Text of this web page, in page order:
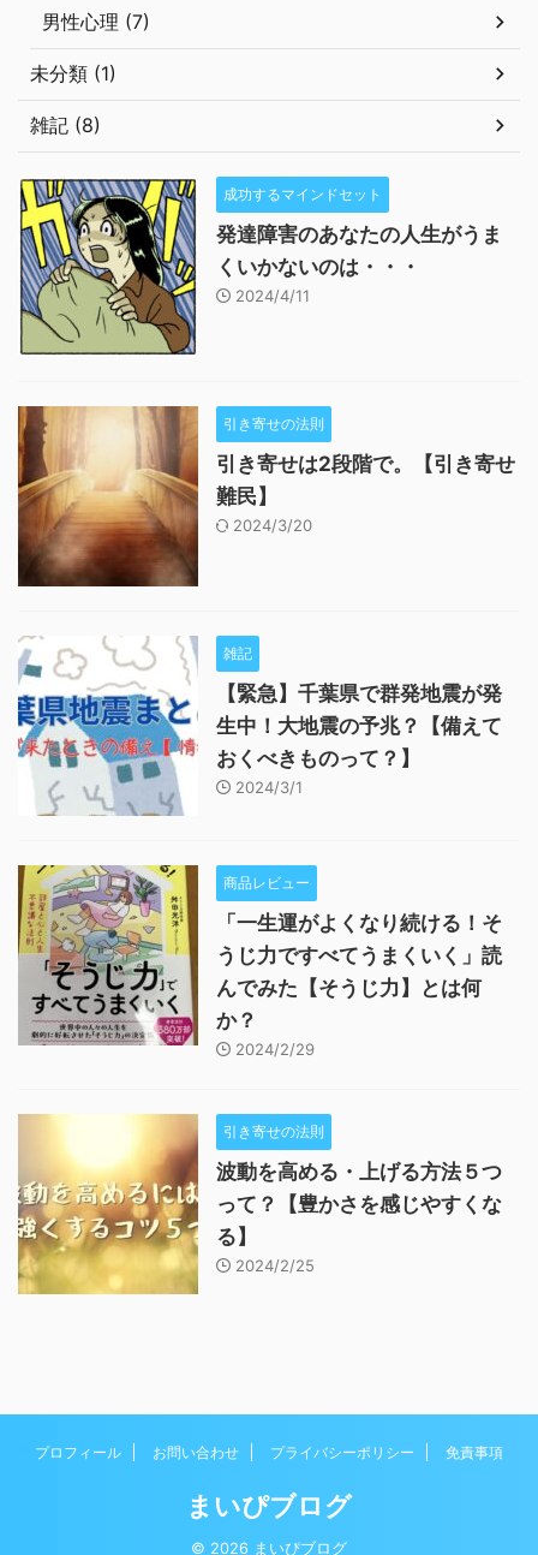
男性心理 (7)
未分類 (1)
雑記 (8)
成功するマインドセット
発達障害のあなたの人生がうま
くいかないのは・・・
2024/4/11
引き寄せの法則
引き寄せは2段階で。【引き寄せ
難民】
2024/3/20
雑記
【緊急】千葉県で群発地震が発
生中！大地震の予兆？【備えて
おくべきものって？】
2024/3/1
商品レビュー
「一生運がよくなり続ける！そ
うじ力ですべてうまくいく」読
んでみた【そうじ力】とは何
か？
2024/2/29
引き寄せの法則
波動を高める・上げる方法５つ
って？【豊かさを感じやすくな
る】
2024/2/25
プロフィール お問い合わせ プライバシーポリシー 免責事項
まいぴブログ
© 2026 まいぴブログ